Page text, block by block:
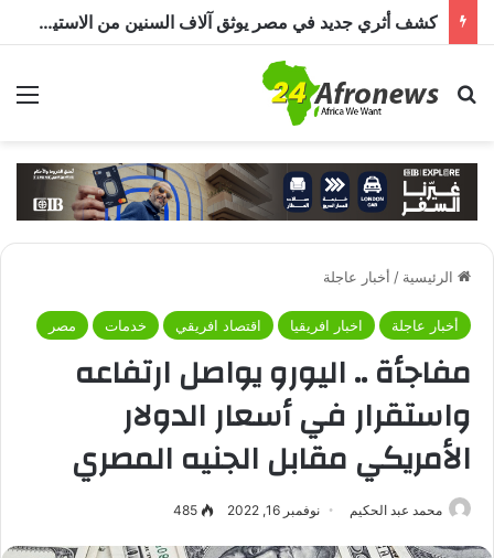
كشف أثري جديد في مصر يوثق آلاف السنين من الاستيطان البشري.. اكتشاف جبانة من عصر ما قبل الأسرات حتى العصرين اليوناني والروماني
بحث عن
الرئيسية / أخبار عاجلة
أخبار عاجلة اخبار افريقيا اقتصاد افريقي خدمات مصر
مفاجأة .. اليورو يواصل ارتفاعه
واستقرار في أسعار الدولار
الأمريكي مقابل الجنيه المصري
محمد عبد الحكيم نوفمبر 16, 2022 485